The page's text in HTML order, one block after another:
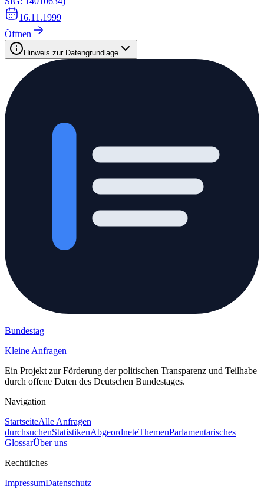
16.11.1999
Öffnen
Hinweis zur Datengrundlage
Bundestag
Kleine Anfragen
Ein Projekt zur Förderung der politischen Transparenz und Teilhabe
durch offene Daten des Deutschen Bundestages.
Navigation
StartseiteAlle Anfragen
durchsuchenStatistikenAbgeordneteThemenParlamentarisches
GlossarÜber uns
Rechtliches
ImpressumDatenschutz